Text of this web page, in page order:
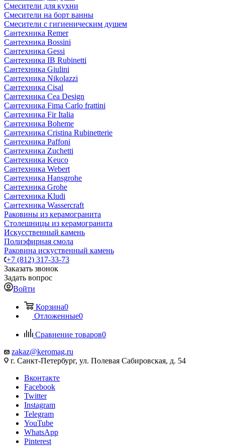
Смесители для кухни
Смесители на борт ванны
Смесители с гигиеническим душем
Сантехника Remer
Сантехника Bossini
Сантехника Gessi
Сантехника IB Rubinetti
Сантехника Giulini
Сантехника Nikolazzi
Сантехника Cisal
Сантехника Cea Design
Сантехника Fima Carlo frattini
Сантехника Fir Italia
Сантехника Boheme
Сантехника Cristina Rubinetterie
Сантехника Paffoni
Сантехника Zuchetti
Сантехника Keuco
Сантехника Webert
Сантехника Hansgrohe
Сантехника Grohe
Сантехника Kludi
Сантехника Wassercraft
Раковины из керамогранита
Столешницы из керамогранита
Искусственный камень
Полиэфирная смола
Раковина искуственный камень
+7 (812) 317-33-73
Заказать звонок
Задать вопрос
Войти
Корзина0
Отложенные0
Сравнение товаров0
zakaz@keromag.ru
г. Санкт-Петербург, ул. Полевая Сабировская, д. 54
Вконтакте
Facebook
Twitter
Instagram
Telegram
YouTube
WhatsApp
Pinterest